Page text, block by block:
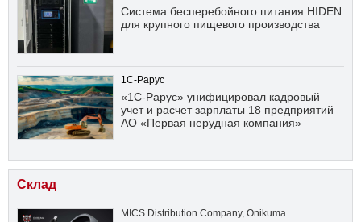
Система бесперебойного питания HIDEN
для крупного пищевого производства
1С-Рарус
«1С-Рарус» унифицировал кадровый
учет и расчет зарплаты 18 предприятий
АО «Первая нерудная компания»
Склад
MICS Distribution Company, Onikuma